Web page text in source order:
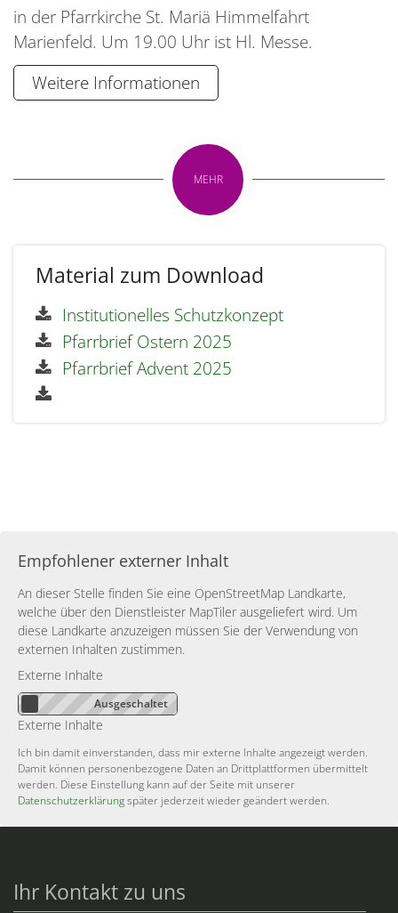
in der Pfarrkirche St. Mariä Himmelfahrt
Marienfeld. Um 19.00 Uhr ist Hl. Messe.
Weitere Informationen
MEHR
Material zum Download
Institutionelles Schutzkonzept
Pfarrbrief Ostern 2025
Pfarrbrief Advent 2025
Empfohlener externer Inhalt
An dieser Stelle finden Sie eine OpenStreetMap Landkarte,
welche über den Dienstleister MapTiler ausgeliefert wird. Um
diese Landkarte anzuzeigen müssen Sie der Verwendung von
externen Inhalten zustimmen.
Externe Inhalte
Externe Inhalte
Ich bin damit einverstanden, dass mir externe Inhalte angezeigt werden.
Damit können personenbezogene Daten an Drittplattformen übermittelt
werden. Diese Einstellung kann auf der Seite mit unserer
Datenschutzerklärungspäter jederzeit wieder geändert werden.
Ihr Kontakt zu uns